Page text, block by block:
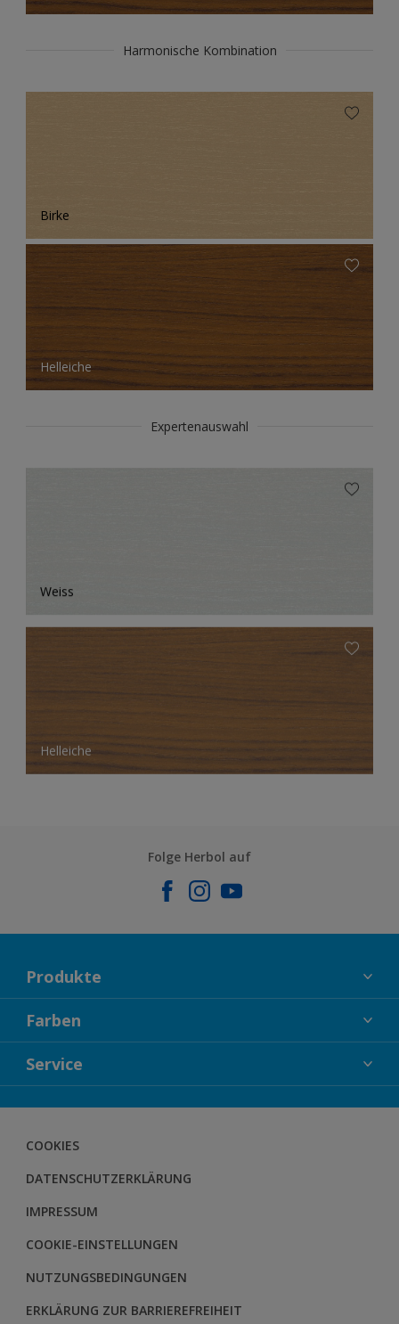
Harmonische Kombination
Birke
Helleiche
Expertenauswahl
Weiss
Helleiche
Folge Herbol auf
Produkte
FASSADENFARBEN
INNENFARBEN
LACKE
BODENSYSTEM
Farben
KOLLEKTIONEN
FARBTRENDS
FARBBERATUNG
Service
HERBOL NACHRICHTEN
HERBOL WERBEMITTELSHOP
SCHULUNGEN
COOKIES
DATENSCHUTZERKLÄRUNG
IMPRESSUM
COOKIE-EINSTELLUNGEN
NUTZUNGSBEDINGUNGEN
ERKLÄRUNG ZUR BARRIEREFREIHEIT